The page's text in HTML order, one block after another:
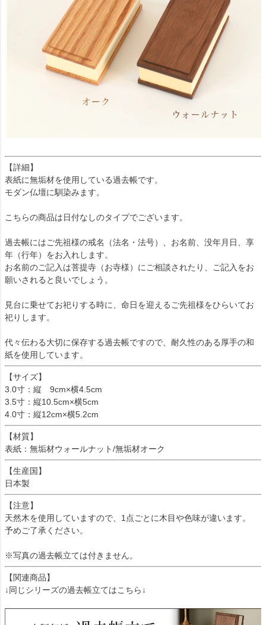
【詳細】
表紙に無垢材を使用している過去帳です。
モダン仏壇に馴染みます。
こちらの商品は日付なしのタイプでございます。
過去帳にはご先祖様の戒名（法名・法号）、お名前、没年月日、享
年（行年）をお入れします。
お名前のご記入は菩提寺（お寺様）にご相談されたり、ご記入をお
願いされると良いでしょう。
見台に乗せてお祀りする時に、命日を迎えるご先祖様をひらいてお
祀りします。
代々伝わる大切に保存する過去帳ですので、耐久性のある厚手の和
紙を使用しています。
【サイズ】
3.0寸：縦 9cm×横4.5cm
3.5寸：縦10.5cm×横5cm
4.0寸：縦12cm×横5.2cm
【材質】
表紙：無垢材ウォールナット/無垢材オーク
【生産国】
日本製
【注意】
天然木を使用していますので、1点ごとに木目や色味が違います。
予めご了承ください。
※写真の過去帳立ては付きません。
【関連商品】
↓同じシリーズの過去帳立てはこちら↓